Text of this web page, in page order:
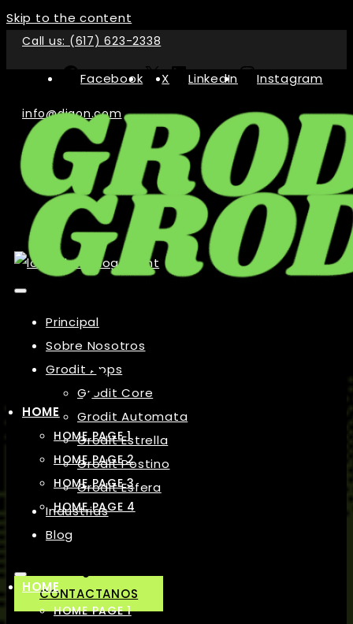
Skip to the content
Call us: (617) 623-2338
Facebook X LinkedIn Instagram
info@digon.com
Principal
Sobre Nosotros
Grodit Apps
Grodit Core
Grodit Automata
Grodit Estrella
Grodit Postino
Grodit Esfera
Industrias
Blog
CONTACTANOS
HOME
HOME PAGE 1
HOME PAGE 2
HOME PAGE 3
HOME PAGE 4
HOME
HOME PAGE 1